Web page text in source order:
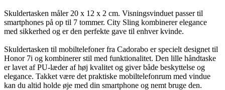
Skuldertasken måler 20 x 12 x 2 cm. Visningsvinduet passer til
smartphones på op til 7 tommer. City Sling kombinerer elegance
med sikkerhed og er den perfekte gave til enhver kvinde.
Skuldertasken til mobiltelefoner fra Cadorabo er specielt designet til
Honor 7i og kombinerer stil med funktionalitet. Den lille håndtaske
er lavet af PU-læder af høj kvalitet og giver både beskyttelse og
elegance. Takket være det praktiske mobiltelefonrum med vindue
kan du altid holde øje med din smartphone og nemt bruge den.